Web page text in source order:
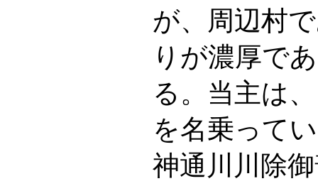
が、周辺村
りが濃厚で
る。当主は
を名乗って
神通川川除